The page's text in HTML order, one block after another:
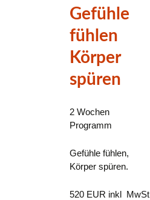
Gefühle
fühlen
Körper
spüren
2 Wochen
Programm
Gefühle fühlen,
Körper spüren.
520 EUR inkl MwSt